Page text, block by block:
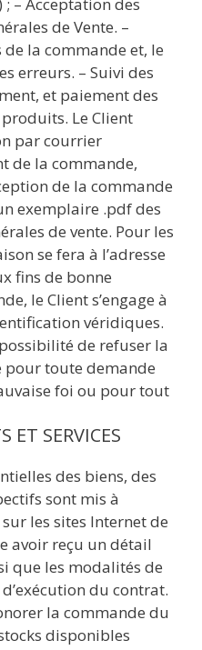
de Vente. –
la commande et, le
erreurs. – Suivi des
et paiement des
Le Client
par courrier
de la commande,
de la commande
exemplaire .pdf des
de vente. Pour les
se fera à l’adresse
fins de bonne
le Client s’engage à
véridiques.
de refuser la
pour toute demande
foi ou pour tout
ET SERVICES
des biens, des
sont mis à
les sites Internet de
avoir reçu un détail
que les modalités de
du contrat.
la commande du
disponibles